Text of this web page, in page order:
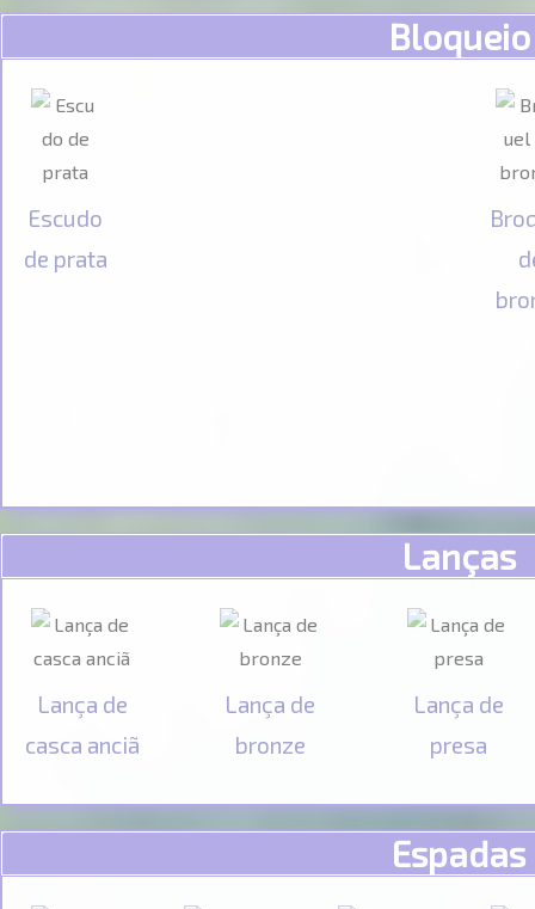
Bloqueio
Escudo
de prata
Lanças
Lança de
casca anciã
Lança de
bronze
Lança de
presa
Espadas